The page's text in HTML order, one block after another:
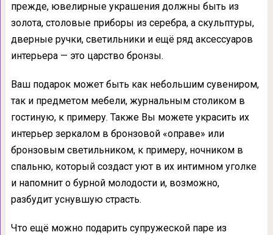
прежде, ювелирные украшения должны быть из
золота, столовые приборы из серебра, а скульптуры,
дверные ручки, светильники и ещё ряд аксессуаров
интерьера — это царство бронзы.
Ваш подарок может быть как небольшим сувениром,
так и предметом мебели, журнальным столиком в
гостиную, к примеру. Также Вы можете украсить их
интерьер зеркалом в бронзовой «оправе» или
бронзовым светильником, к примеру, ночником в
спальню, который создаст уют в их интимном уголке
и напомнит о бурной молодости и, возможно,
разбудит уснувшую страсть.
Что ещё можно подарить супружеской паре из